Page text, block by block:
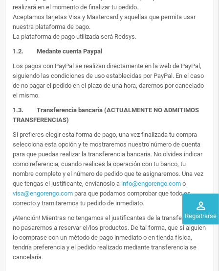
perm_identity
Registrarse
realizará en el momento de finalizar tu pedido.
Aceptamos tarjetas Visa y Mastercard y aquellas que permita usar
nuestra plataforma de pago.
La plataforma de pago utilizada será Redsys.
1.2. Medante cuenta Paypal
Los pagos con PayPal se realizan directamente en la web de PayPal,
siguiendo las condiciones de uso establecidas por PayPal. En el caso
de no pagar el pedido en el plazo de una hora, daremos por cancelado
el mismo.
1.3. Transferencia bancaria (ACTUALMENTE NO ADMITIMOS
TRANSFERENCIAS)
Si prefieres elegir esta forma de pago, una vez finalizada tu compra
selecciona esta opción y te mostraremos nuestro número de cuenta
para que puedas realizar la transferencia bancaria. No olvides indicar
como referencia, cuando realices la operación con tu banco, tu
nombre completo y el número de pedido que te asignaremos. Una vez
que tengas el justificante, envíanoslo a info@engorengo.com o
visa@engorengo.com para que podamos comprobar que todo es
correcto y tramitaremos tu pedido de inmediato.
¡Atención! Mientras no tengamos el justificantes de la transferencia,
no pasaremos a reservar el/los productos. De tal forma, que si alguien
lo comprase con un método de pago inmediato o en tienda física,
tendría preferencia y el pedido realizado mediante transferencia se
cancelaría.